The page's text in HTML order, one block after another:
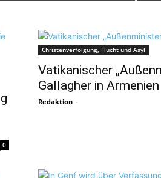
0
Christenverfolgung, Flucht und Asyl
Vatikanischer
Gallagher in Armenien
Redaktion -